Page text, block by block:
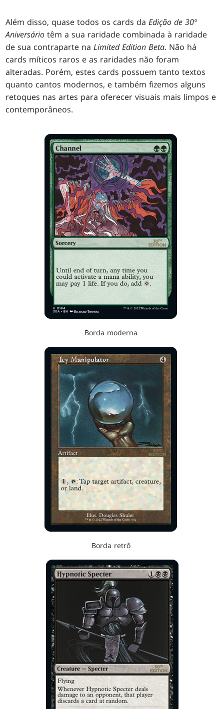
Além disso, quase todos os cards da Edição de 30º
Aniversáriotêm a sua raridade combinada à raridade
de sua contraparte na Limited Edition Beta. Não há
cards míticos raros e as raridades não foram
alteradas. Porém, estes cards possuem tanto textos
quanto cantos modernos, e também fizemos alguns
retoques nas artes para oferecer visuais mais limpos e
contemporâneos.
Borda moderna
Borda retrô